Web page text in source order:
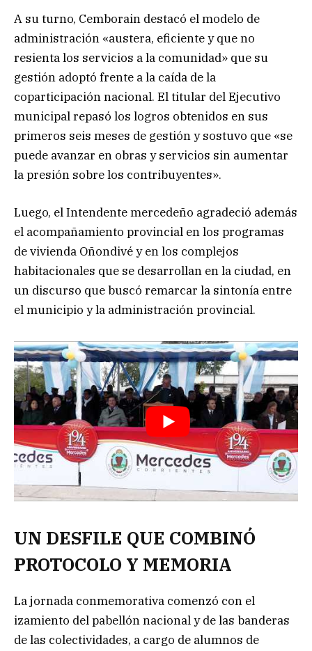
A su turno, Cemborain destacó el modelo de
administración «austera, eficiente y que no
resienta los servicios a la comunidad» que su
gestión adoptó frente a la caída de la
coparticipación nacional. El titular del Ejecutivo
municipal repasó los logros obtenidos en sus
primeros seis meses de gestión y sostuvo que «se
puede avanzar en obras y servicios sin aumentar
la presión sobre los contribuyentes».
Luego, el Intendente mercedeño agradeció además
el acompañamiento provincial en los programas
de vivienda Oñondivé y en los complejos
habitacionales que se desarrollan en la ciudad, en
un discurso que buscó remarcar la sintonía entre
el municipio y la administración provincial.
UN DESFILE QUE COMBINÓ
PROTOCOLO Y MEMORIA
La jornada conmemorativa comenzó con el
izamiento del pabellón nacional y de las banderas
de las colectividades, a cargo de alumnos de